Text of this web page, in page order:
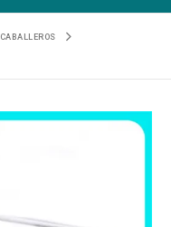
CABALLEROS